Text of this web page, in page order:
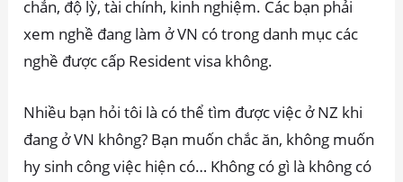
chắn, độ lỳ, tài chính, kinh nghiệm. Các bạn phải
xem nghề đang làm ở VN có trong danh mục các
nghề được cấp Resident visa không.
Nhiều bạn hỏi tôi là có thể tìm được việc ở NZ khi
đang ở VN không? Bạn muốn chắc ăn, không muốn
hy sinh công việc hiện có… Không có gì là không có